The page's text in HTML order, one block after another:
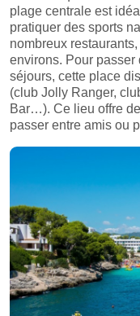
plage centrale est
pratiquer des sports
nombreux
environs. Pour passer
séjours, cette place
(club Jolly Ranger,
Bar…). Ce lieu offre
passer entre amis ou